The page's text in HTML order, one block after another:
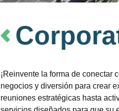
¡Reinvente la forma de conectar
negocios y diversión para crear
reuniones estratégicas hasta